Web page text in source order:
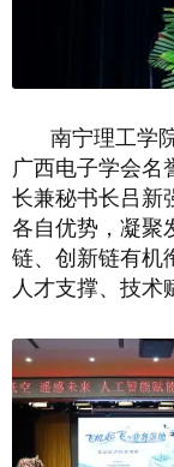
南宁理工学
广西电子学会名
长兼秘书长吕新
各自优势，凝聚
链、创新链有机
人才支撑、技术